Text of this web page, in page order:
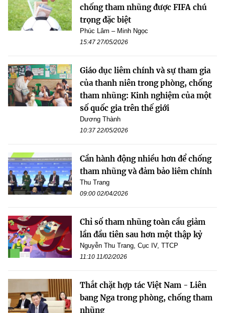
chống tham nhũng được FIFA chú
trọng đặc biệt
Phúc Lâm – Minh Ngọc
15:47 27/05/2026
Giáo dục liêm chính và sự tham gia
của thanh niên trong phòng, chống
tham nhũng: Kinh nghiệm của một
số quốc gia trên thế giới
Dương Thành
10:37 22/05/2026
Cần hành động nhiều hơn để chống
tham nhũng và đảm bảo liêm chính
Thu Trang
09:00 02/04/2026
Chỉ số tham nhũng toàn cầu giảm
lần đầu tiên sau hơn một thập kỷ
Nguyễn Thu Trang, Cục IV, TTCP
11:10 11/02/2026
Thắt chặt hợp tác Việt Nam - Liên
bang Nga trong phòng, chống tham
nhũng